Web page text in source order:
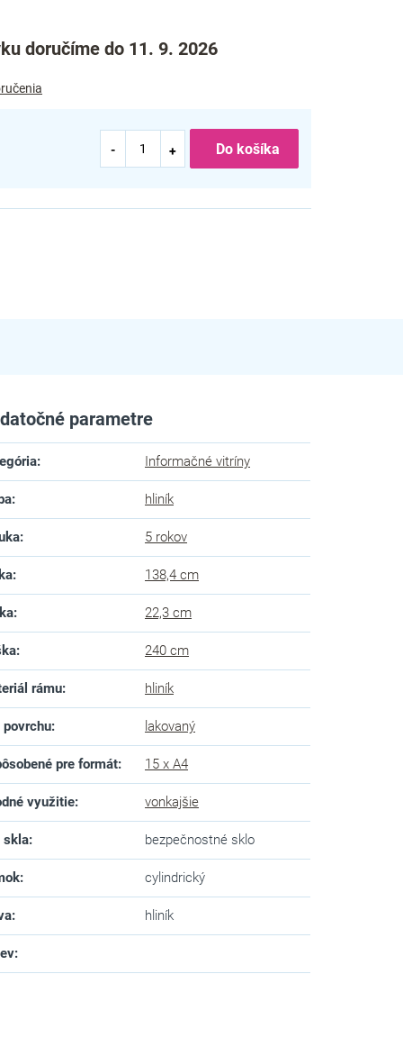
doručíme do 11. 9. 2026
Do košíka
parametre
: Informačné vitríny
: hliník
: 5 rokov
: 138,4 cm
: 22,3 cm
: 240 cm
rámu: hliník
povrchu: lakovaný
pre formát: 15 x A4
využitie: vonkajšie
skla: bezpečnostné sklo
: cylindrický
: hliník
: